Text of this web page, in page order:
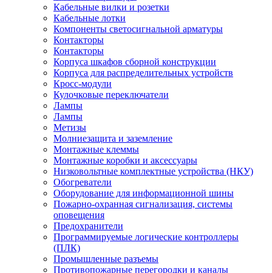
Кабельные вилки и розетки
Кабельные лотки
Компоненты светосигнальной арматуры
Контакторы
Контакторы
Корпуса шкафов сборной конструкции
Корпуса для распределительных устройств
Кросс-модули
Кулочковые переключатели
Лампы
Лампы
Метизы
Молниезащита и заземление
Монтажные клеммы
Монтажные коробки и аксессуары
Низковольтные комплектные устройства (НКУ)
Обогреватели
Оборудование для информационной шины
Пожарно-охранная сигнализация, системы
оповещения
Предохранители
Программируемые логические контроллеры
(ПЛК)
Промышленные разъемы
Противопожарные перегородки и каналы